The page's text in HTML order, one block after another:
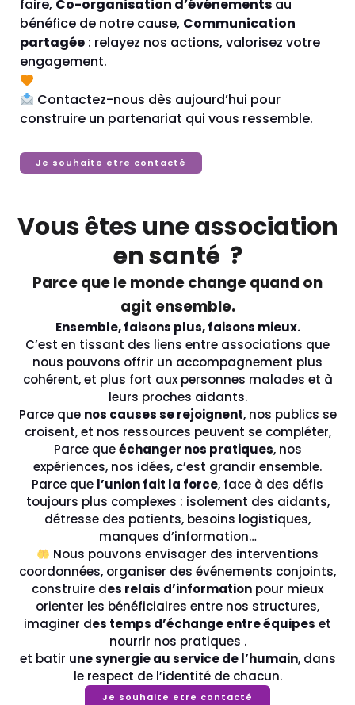
faire, Co-organisation d’événements au
bénéfice de notre cause, Communication
partagée : relayez nos actions, valorisez votre
engagement.
Contactez-nous dès aujourd’hui pour
construire un partenariat qui vous ressemble.
Je souhaite etre contacté
Vous êtes une association
en santé ?
Parce que le monde change quand on
agit ensemble.
Ensemble, faisons plus, faisons mieux.
C’est en tissant des liens entre associations que
nous pouvons offrir un accompagnement plus
cohérent, et plus fort aux personnes malades et à
leurs proches aidants.
Parce que nos causes se rejoignent, nos publics se
croisent, et nos ressources peuvent se compléter,
Parce queéchanger nos pratiques, nos
expériences, nos idées, c’est grandir ensemble.
Parce que l’union fait la force, face à des défis
toujours plus complexes : isolement des aidants,
détresse des patients, besoins logistiques,
manques d’information…
Nous pouvons envisager des interventions
coordonnées, organiser des événements conjoints,
construire des relais d’information pour mieux
orienter les bénéficiaires entre nos structures,
imaginer des temps d’échange entre équipes et
nourrir nos pratiques .
et batir une synergie au service de l’humain, dans
le respect de l’identité de chacun.
Je souhaite etre contacté